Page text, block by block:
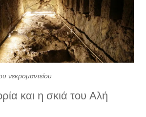
νεκρομαντείου
και η σκιά του Αλή